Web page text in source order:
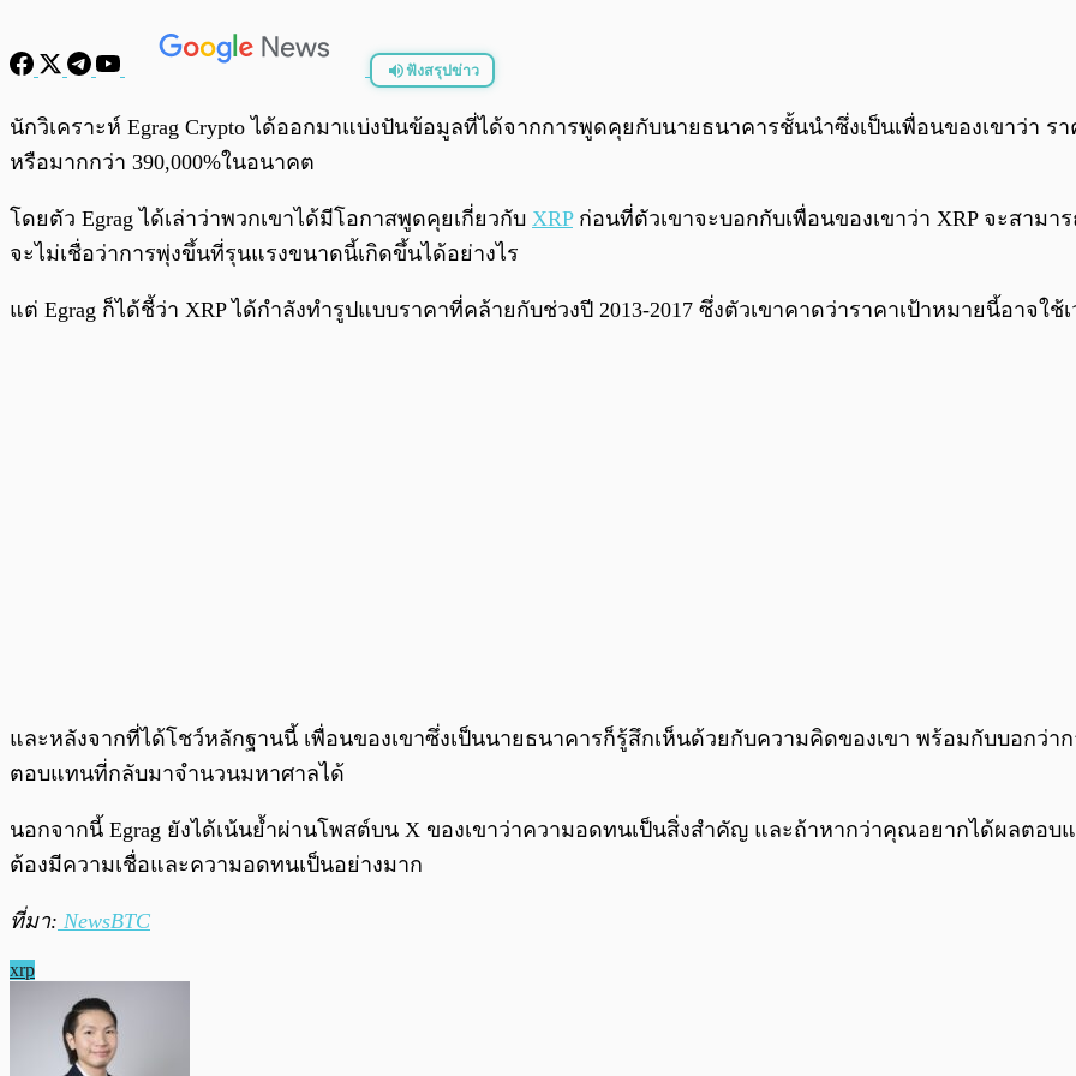
ฟังสรุปข่าว
พร้อมเล่น
นักวิเคราะห์ Egrag Crypto ได้ออกมาแบ่งปันข้อมูลที่ได้จากการพูดคุยกับนายธนาคารชั้นนำซึ่งเป็นเพื่อนของเขาว่า ร
หรือมากกว่า 390,000%ในอนาคต
โดยตัว Egrag ได้เล่าว่าพวกเขาได้มีโอกาสพูดคุยเกี่ยวกับ XRPก่อนที่ตัวเขาจะบอกกับเพื่อนของเขาว่า XRP จะสาม
จะไม่เชื่อว่าการพุ่งขึ้นที่รุนแรงขนาดนี้เกิดขึ้นได้อย่างไร
แต่ Egrag ก็ได้ชี้ว่า XRP ได้กำลังทำรูปแบบราคาที่คล้ายกับช่วงปี 2013-2017 ซึ่งตัวเขาคาดว่าราคาเป้าหมายนี้อาจใช้
และหลังจากที่ได้โชว์หลักฐานนี้ เพื่อนของเขาซึ่งเป็นนายธนาคารก็รู้สึกเห็นด้วยกับความคิดของเขา พร้อมกับบอกว่า
ตอบแทนที่กลับมาจำนวนมหาศาลได้
นอกจากนี้ Egrag ยังได้เน้นย้ำผ่านโพสต์บน X ของเขาว่าความอดทนเป็นสิ่งสำคัญ และถ้าหากว่าคุณอยากได้ผลตอบ
ต้องมีความเชื่อและความอดทนเป็นอย่างมาก
ที่มา: NewsBTC
xrp